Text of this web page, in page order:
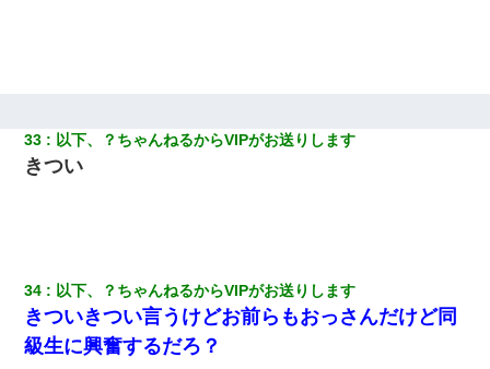
33 以下、？ちゃんねるからVIPがお送りします
きつい
34 以下、？ちゃんねるからVIPがお送りします
きついきつい言うけどお前らもおっさんだけど同
級生に興奮するだろ？